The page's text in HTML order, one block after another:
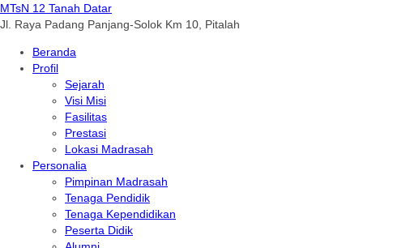
MTsN 12 Tanah Datar
Jl. Raya Padang Panjang-Solok Km 10, Pitalah
Beranda
Profil
Sejarah
Visi Misi
Fasilitas
Prestasi
Lokasi Madrasah
Personalia
Pimpinan Madrasah
Tenaga Pendidik
Tenaga Kependidikan
Peserta Didik